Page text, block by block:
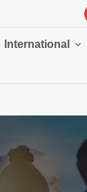
International